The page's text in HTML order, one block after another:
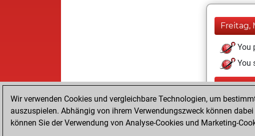
Freitag,
You
You
You
You
Wir verwenden Cookies und vergleichbare Technologien, um
auszuspielen. Abhängig von ihrem Verwendungszweck können
können Sie der Verwendung von Analyse-Cookies und Marketing-